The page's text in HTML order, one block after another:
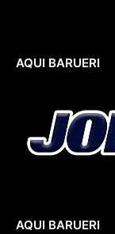
AQUI BARUERI
AQUI BARUERI